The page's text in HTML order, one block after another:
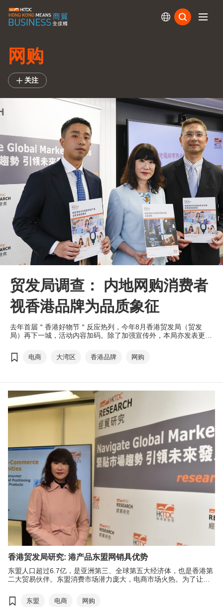
网购
关注
贸发局调查： 内地网购消费者
视香港品牌为品质象征
去年首届＂香港好物节＂反应热列，今年8月香港贸发局（贸发
局）再下一城，活动内容加码。除了加强宣传外，本局亦发表更多
告，早前本局再度发表调研报告，深入探讨内地消费者网购消费模
式，让港商掌握内地电商市场的趋势，制定最大效益的营销策略，
电商 大湾区 香港品牌 网购
香港贸发局研究: 港产品东盟网销具优势
东盟人口超过6.7亿，是亚洲第三、全球第五大经济体，也是香港第
二大贸易伙伴。东盟消费市场潜力庞大，电商市场火热。为了让港
行了全新的＂东盟电商机遇：消费行为与香港产品定位＂研究，对
东盟网购市场作多个角度分析。本局旗下的＂香港‧设计廊＂网上商
东盟 电商 网购